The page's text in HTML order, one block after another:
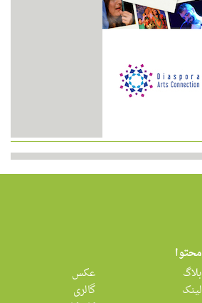
محتوا
بلاگ
لینک
عکس
گالری